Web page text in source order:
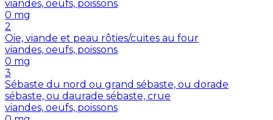
viandes, oeufs, poissons
0 mg
2
Oie, viande et peau rôties/cuites au four
viandes, oeufs, poissons
0 mg
3
Sébaste du nord ou grand sébaste, ou dorade
sébaste, ou daurade sébaste, crue
viandes, oeufs, poissons